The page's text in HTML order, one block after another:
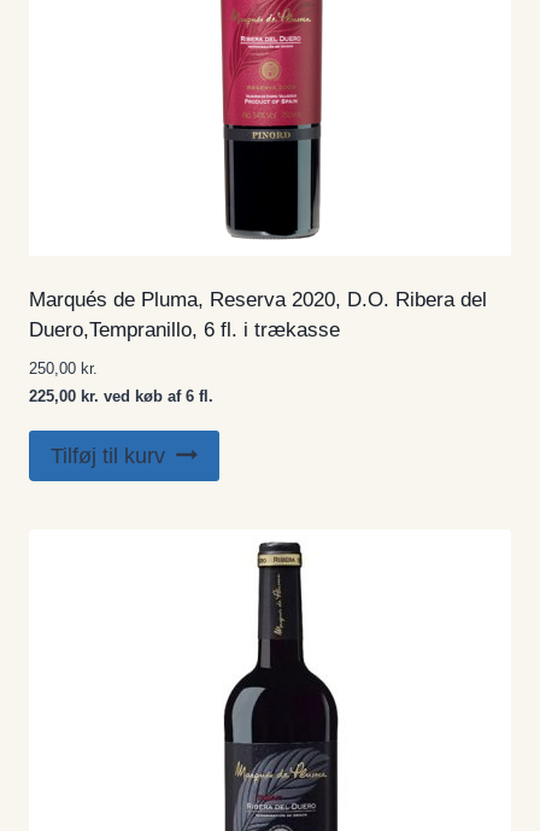
Marqués de Pluma, Reserva 2020, D.O. Ribera del
Duero,Tempranillo, 6 fl. i trækasse
250,00 kr.
225,00 kr. ved køb af 6 fl.
Tilføj til kurv